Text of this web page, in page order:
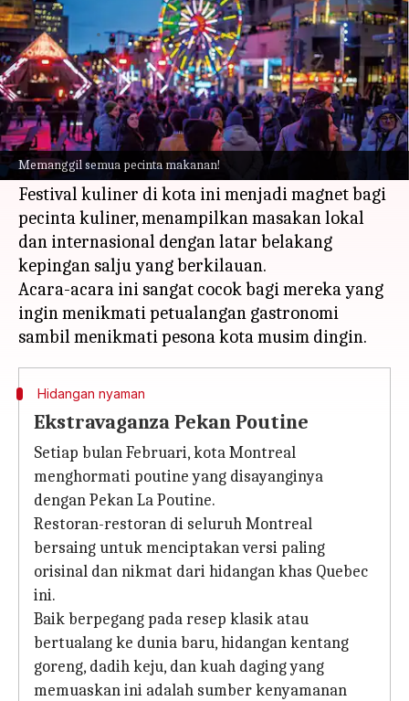
Memanggil semua pecinta makanan!
menulis Bob Apr 11, 2024 10:26 am
Apa ceritanya
Montreal berubah menjadi surga bersalju di
musim dingin, menawarkan perpaduan kuliner
yang unik.
Festival kuliner di kota ini menjadi magnet bagi
pecinta kuliner, menampilkan masakan lokal
dan internasional dengan latar belakang
kepingan salju yang berkilauan.
Acara-acara ini sangat cocok bagi mereka yang
ingin menikmati petualangan gastronomi
Hidangan nyaman
Ekstravaganza Pekan Poutine
Setiap bulan Februari, kota Montreal
menghormati poutine yang disayanginya
dengan Pekan La Poutine.
Restoran-restoran di seluruh Montreal
bersaing untuk menciptakan versi paling
orisinal dan nikmat dari hidangan khas Quebec
ini.
Baik berpegang pada resep klasik atau
bertualang ke dunia baru, hidangan kentang
goreng, dadih keju, dan kuah daging yang
memuaskan ini adalah sumber kenyamanan